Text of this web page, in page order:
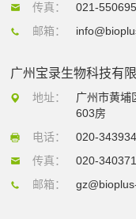
传真：
021-
邮箱：
广州宝录生物科技有
地址：
广州市黄埔
603房
电话：
020-
传真：
020-
邮箱：